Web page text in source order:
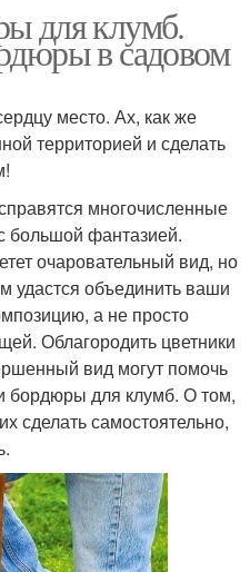
для клумб.
в садовом
место. Ах, как же
территорией и сделать
многочисленные
большой фантазией.
очаровательный вид, но
удастся объединить ваши
а не просто
Облагородить цветники
вид могут помочь
бордюры для клумб. О том,
сделать самостоятельно,